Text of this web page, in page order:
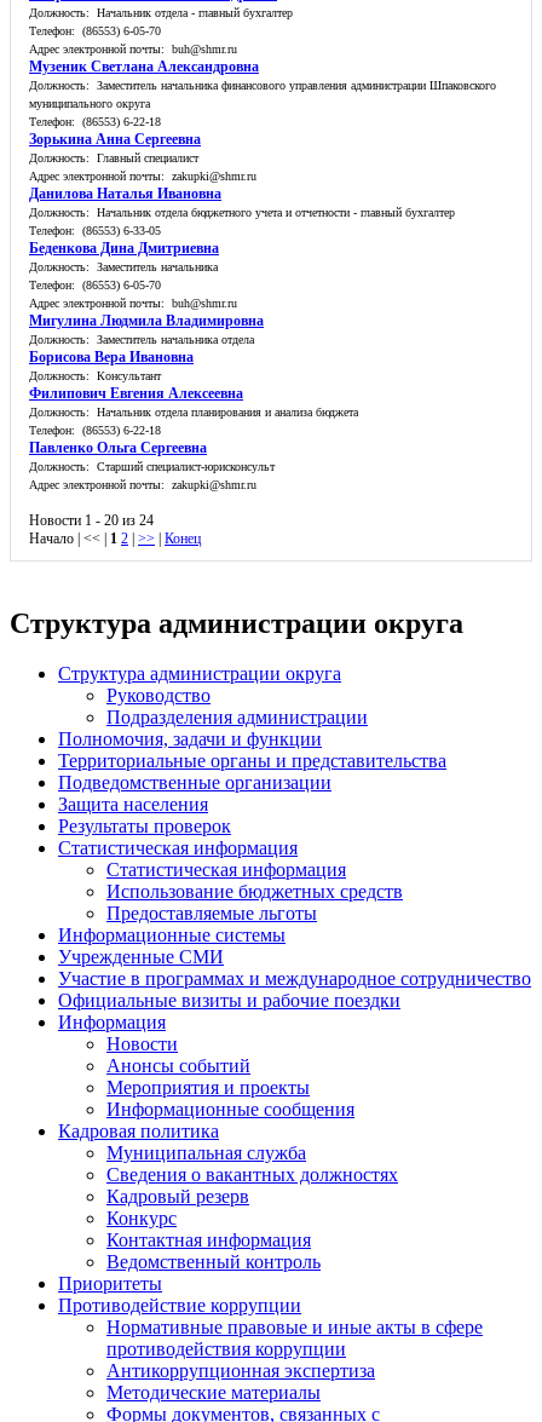
Должность: Начальник отдела - главный бухгалтер
Телефон: (86553) 6-05-70
Адрес электронной почты: buh@shmr.ru
Музеник Светлана Александровна
Должность: Заместитель начальника финансового управления администрации Шпаковского
муниципального округа
Телефон: (86553) 6-22-18
Зорькина Анна Сергеевна
Должность: Главный специалист
Адрес электронной почты: zakupki@shmr.ru
Данилова Наталья Ивановна
Должность: Начальник отдела бюджетного учета и отчетности - главный бухгалтер
Телефон: (86553) 6-33-05
Беденкова Дина Дмитриевна
Должность: Заместитель начальника
Телефон: (86553) 6-05-70
Адрес электронной почты: buh@shmr.ru
Мигулина Людмила Владимировна
Должность: Заместитель начальника отдела
Борисова Вера Ивановна
Должность: Консультант
Филипович Евгения Алексеевна
Должность: Начальник отдела планирования и анализа бюджета
Телефон: (86553) 6-22-18
Павленко Ольга Сергеевна
Должность: Старший специалист-юрисконсульт
Адрес электронной почты: zakupki@shmr.ru
Новости 1 - 20 из 24
Начало | << | 1 2 | >> | Конец
Структура администрации округа
Структура администрации округа
Руководство
Подразделения администрации
Полномочия, задачи и функции
Территориальные органы и представительства
Подведомственные организации
Защита населения
Результаты проверок
Статистическая информация
Статистическая информация
Использование бюджетных средств
Предоставляемые льготы
Информационные системы
Учрежденные СМИ
Участие в программах и международное сотрудничество
Официальные визиты и рабочие поездки
Информация
Новости
Анонсы событий
Мероприятия и проекты
Информационные сообщения
Кадровая политика
Муниципальная служба
Сведения о вакантных должностях
Кадровый резерв
Конкурс
Контактная информация
Ведомственный контроль
Приоритеты
Противодействие коррупции
Нормативные правовые и иные акты в сфере
противодействия коррупции
Антикоррупционная экспертиза
Методические материалы
Формы документов, связанных с